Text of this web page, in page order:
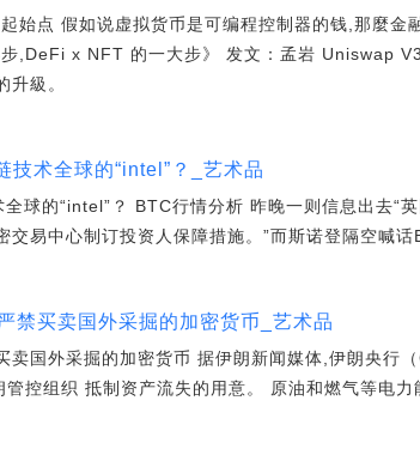
始点 假如说虚拟货币是可编程控制器的钱,那麼金
,DeFi x NFT 的一大步》 发文：孟岩 Uniswap
級。
技术全球的“intel”？_艺术品
球的“intel”？ BTC行情分析 昨晚一则信息出去“
易中心制订投资人保障措施。”而斯诺登隔空喊话
禁买卖国外采掘的加密货币_艺术品
国外采掘的加密货币 据伊朗新闻媒体,伊朗央行
控组织 抵制资产流失的用意。 原油和燃气等电